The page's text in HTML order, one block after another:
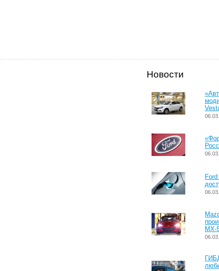
Новости
MX-